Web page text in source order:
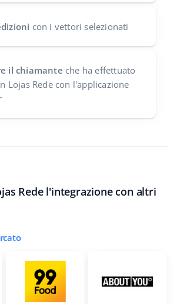
con i vettori selezionati
il chiamante che ha effettuato
Lojas Rede con l'applicazione
Rede l'integrazione con altri